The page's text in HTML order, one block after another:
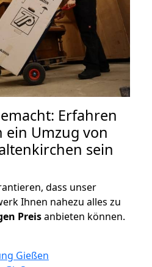
Erfahren
ein Umzug von
sein
dass unser
Ihnen nahezu alles zu
Preisanbieten können.
Gießen